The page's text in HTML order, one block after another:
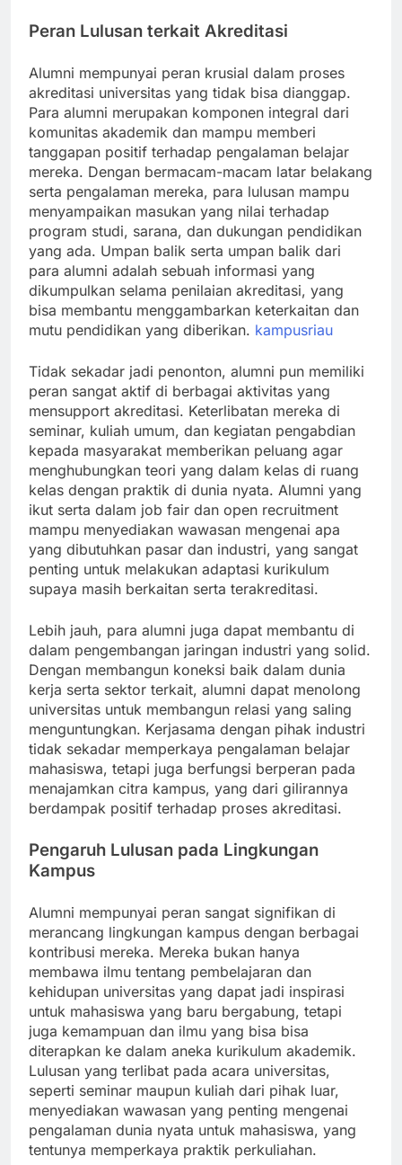
Peran Lulusan terkait Akreditasi
Alumni mempunyai peran krusial dalam proses
akreditasi universitas yang tidak bisa dianggap.
Para alumni merupakan komponen integral dari
komunitas akademik dan mampu memberi
tanggapan positif terhadap pengalaman belajar
mereka. Dengan bermacam-macam latar belakang
serta pengalaman mereka, para lulusan mampu
menyampaikan masukan yang nilai terhadap
program studi, sarana, dan dukungan pendidikan
yang ada. Umpan balik serta umpan balik dari
para alumni adalah sebuah informasi yang
dikumpulkan selama penilaian akreditasi, yang
bisa membantu menggambarkan keterkaitan dan
mutu pendidikan yang diberikan. kampusriau
Tidak sekadar jadi penonton, alumni pun memiliki
peran sangat aktif di berbagai aktivitas yang
mensupport akreditasi. Keterlibatan mereka di
seminar, kuliah umum, dan kegiatan pengabdian
kepada masyarakat memberikan peluang agar
menghubungkan teori yang dalam kelas di ruang
kelas dengan praktik di dunia nyata. Alumni yang
ikut serta dalam job fair dan open recruitment
mampu menyediakan wawasan mengenai apa
yang dibutuhkan pasar dan industri, yang sangat
penting untuk melakukan adaptasi kurikulum
supaya masih berkaitan serta terakreditasi.
Lebih jauh, para alumni juga dapat membantu di
dalam pengembangan jaringan industri yang solid.
Dengan membangun koneksi baik dalam dunia
kerja serta sektor terkait, alumni dapat menolong
universitas untuk membangun relasi yang saling
menguntungkan. Kerjasama dengan pihak industri
tidak sekadar memperkaya pengalaman belajar
mahasiswa, tetapi juga berfungsi berperan pada
menajamkan citra kampus, yang dari gilirannya
berdampak positif terhadap proses akreditasi.
Pengaruh Lulusan pada Lingkungan
Kampus
Alumni mempunyai peran sangat signifikan di
merancang lingkungan kampus dengan berbagai
kontribusi mereka. Mereka bukan hanya
membawa ilmu tentang pembelajaran dan
kehidupan universitas yang dapat jadi inspirasi
untuk mahasiswa yang baru bergabung, tetapi
juga kemampuan dan ilmu yang bisa bisa
diterapkan ke dalam aneka kurikulum akademik.
Lulusan yang terlibat pada acara universitas,
seperti seminar maupun kuliah dari pihak luar,
menyediakan wawasan yang penting mengenai
pengalaman dunia nyata untuk mahasiswa, yang
tentunya memperkaya praktik perkuliahan.